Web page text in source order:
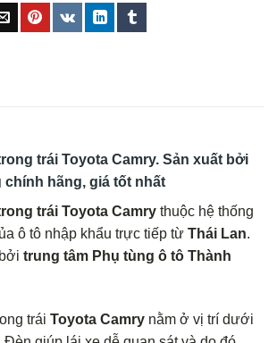
trái Toyota Camry. Sản xuất bởi
chính hãng, giá tốt nhất
trái Toyota Camry thuộc hệ thống
ô tô nhập khẩu trực tiếp từ Thái Lan.
trung tâm Phụ tùng ô tô Thành
trái Toyota Camry nằm ở vị trí dưới